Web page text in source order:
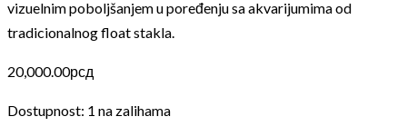
vizuelnim poboljšanjem u poređenju sa akvarijumima od
tradicionalnog float stakla.
20,000.00рсд
Dostupnost: 1 na zalihama